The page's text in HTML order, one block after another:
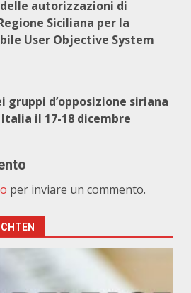
autorizzazioni di
Siciliana per la
User Objective System
gruppi d’opposizione siriana
il 17-18 dicembre
per inviare un commento.